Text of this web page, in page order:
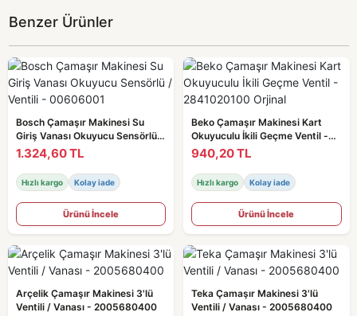
Benzer Ürünler
Bosch Çamaşır Makinesi Su
Giriş Vanası Okuyucu Sensörlü /
Ventili - 00606001
1.324,60 TL
Hızlı kargo Kolay iade
Ürünü İncele
Beko Çamaşır Makinesi Kart
Okuyuculu İkili Geçme Ventil -
2841020100 Orjinal
940,20 TL
Hızlı kargo Kolay iade
Ürünü İncele
Arçelik Çamaşır Makinesi 3'lü
Ventili / Vanası - 2005680400
Teka Çamaşır Makinesi 3'lü
Ventili / Vanası - 2005680400